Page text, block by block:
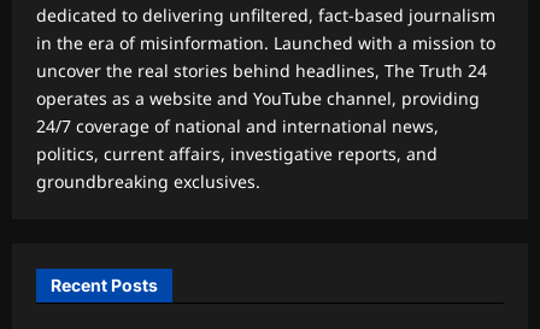
dedicated to delivering unfiltered, fact-based journalism
in the era of misinformation. Launched with a mission to
uncover the real stories behind headlines, The Truth 24
operates as a website and YouTube channel, providing
24/7 coverage of national and international news,
politics, current affairs, investigative reports, and
groundbreaking exclusives.
Recent Posts